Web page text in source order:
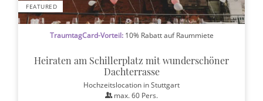
FEATURED
TraumtagCard-Vorteil:10% Rabatt auf Raummiete
Heiraten am Schillerplatz mit wunderschöner
Dachterrasse
Hochzeitslocation in Stuttgart
max.60 Pers.